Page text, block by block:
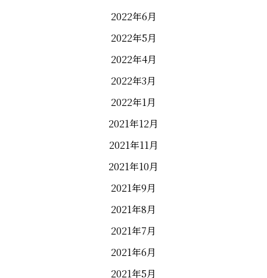
2022年6月
2022年5月
2022年4月
2022年3月
2022年1月
2021年12月
2021年11月
2021年10月
2021年9月
2021年8月
2021年7月
2021年6月
2021年5月